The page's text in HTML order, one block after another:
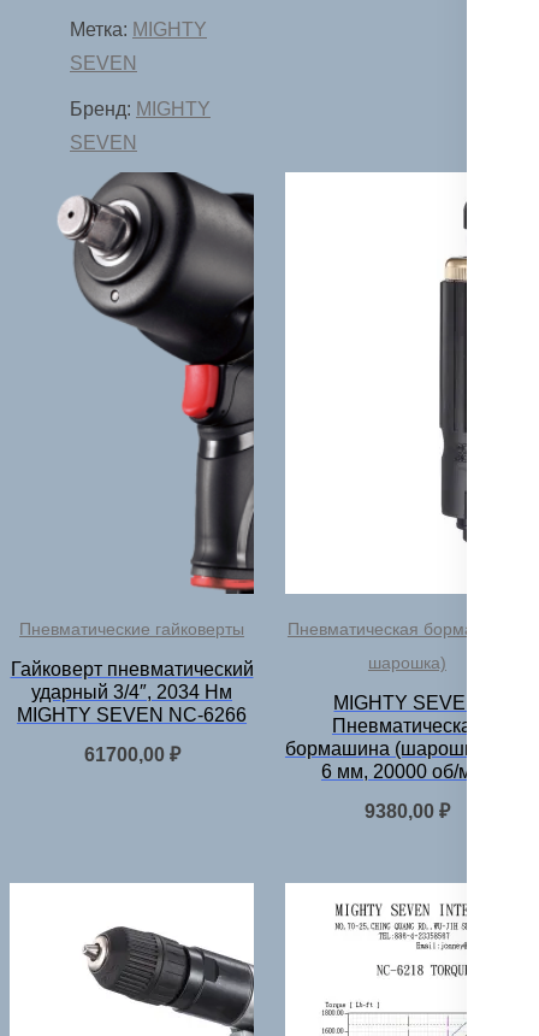
Метка: MIGHTY
SEVEN
Бренд: MIGHTY
SEVEN
Пневматические гайковерты
Гайковерт пневматический
ударный 3/4″, 2034 Нм
MIGHTY SEVEN NC-6266
61700,00 ₽
Пневматическая бормашина (
шарошка)
MIGHTY SEVEN
Пневматическая
бормашина (шарошка) 3 —
6 мм, 20000 об/мин
9380,00 ₽